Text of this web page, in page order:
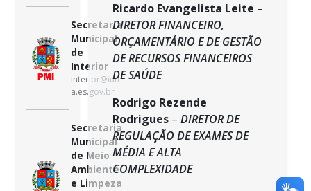
Secretaria
Municipal
de
Interior
interior@iun
a.es.gov.br
Secretaria
Municipal
de Meio
Ambiente
e Limpeza
Ricardo Evangelista Leite –
DIRETOR FINANCEIRO,
ORÇAMENTÁRIO E DE GESTÃO
DE RECURSOS FINANCEIROS
DE SAÚDE
Rodrigo Rezende
Rodrigues– DIRETOR DE
REGULAÇÃO DE EXAMES DE
MÉDIA E ALTA
COMPLEXIDADE